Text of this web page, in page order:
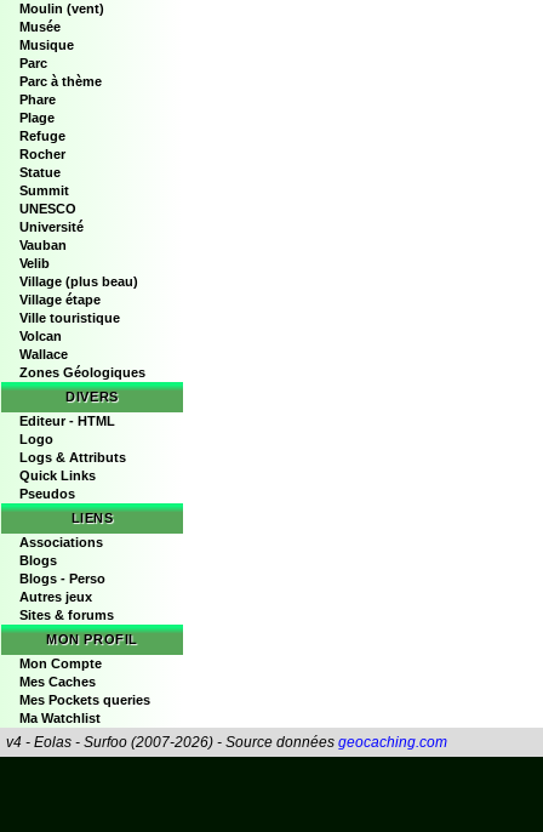
Moulin (vent)
Musée
Musique
Parc
Parc à thème
Phare
Plage
Refuge
Rocher
Statue
Summit
UNESCO
Université
Vauban
Velib
Village (plus beau)
Village étape
Ville touristique
Volcan
Wallace
Zones Géologiques
DIVERS
Editeur - HTML
Logo
Logs & Attributs
Quick Links
Pseudos
LIENS
Associations
Blogs
Blogs - Perso
Autres jeux
Sites & forums
MON PROFIL
Mon Compte
Mes Caches
Mes Pockets queries
Ma Watchlist
v4 - Eolas - Surfoo (2007-2026) - Source données geocaching.com